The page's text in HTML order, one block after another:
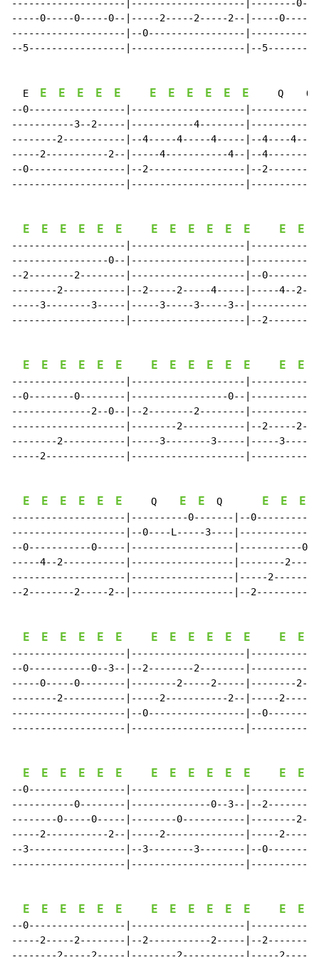
--------------------|--------------------|--------
-----0-----0-----0--|-----2-----2-----2--|-----0-----
--------------------|--0-----------------
--5-----------------|--------------------|--
  E
E E E E E E E E E E E
Q    Q
--0-----------------|--------------------
-----------3--2-----|-----------4--------
--------2-----------|--4-----4-----4-----|--4----
-----2-----------2--|-----4-----------4--|--
--0-----------------|--2-----------------|--
--------------------|--------------------
E E E E E E E E E E E E E E
--------------------|--------------------
-----------------0--|--------------------
--2--------2--------|--------------------|--
--------2-----------|--2-----2-----4-----|-----4--
-----3--------3-----|-----3-----3-----3--
--------------------|--------------------|--2--------
E E E E E E E E E E E E E E
--------------------|--------------------
--0--------0--------|-----------------0--
--------------2--0--|--2--------2--------
--------------------|--------2-----------|--2-----
--------2-----------|-----3--------3-----|-----3-----
-----2--------------|--------------------
E E E E E E
     Q
E E
  Q
E E E
--------------------|----------0-------|--
--------------------|--0----L-----3----
--0-----------0-----|------------------|-----------
-----4--2-----------|------------------|--------
--------------------|------------------|-----
--2--------2-----2--|------------------|--
E E E E E E E E E E E E E E
--------------------|--------------------
--0-----------0--3--|--2--------2--------|-----------
-----0-----0--------|--------2-----2-----|--------
--------2-----------|-----2-----------2--|-----
--------------------|--0-----------------|--
--------------------|--------------------
E E E E E E E E E E E E E E
--0-----------------|--------------------
-----------0--------|--------------0--3--|--2--------
--------0-----0-----|--------0-----------|--------
-----2-----------2--|-----2--------------|-----
--3-----------------|--3--------3--------|--
--------------------|--------------------
E E E E E E E E E E E E E E
--0-----------------|--------------------
-----2-----2--------|--2-----------2-----|--2--------